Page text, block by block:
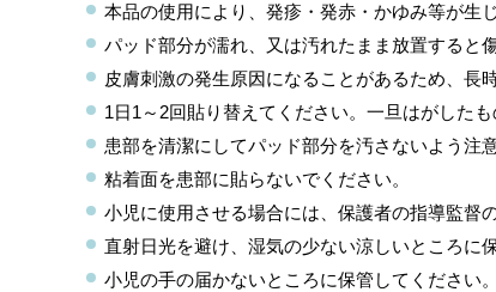
本品の使用により、発疹・発赤・かゆみ等が生
パッド部分が濡れ、又は汚れたまま放置すると
皮膚刺激の発生原因になることがあるため、長
1日1～2回貼り替えてください。一旦はがした
患部を清潔にしてパッド部分を汚さないよう注
粘着面を患部に貼らないでください。
小児に使用させる場合には、保護者の指導監督
直射日光を避け、湿気の少ない涼しいところに
小児の手の届かないところに保管してください。